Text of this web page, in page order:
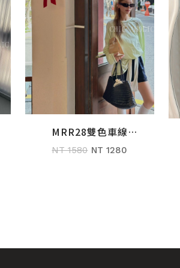
加入購物車
MRR28雙色車線
ALOHA貝殼防曬衣
NT 1580 NT 1280